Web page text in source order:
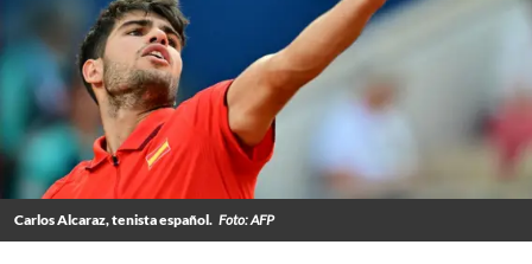
Carlos Alcaraz, tenista español. Foto: AFP